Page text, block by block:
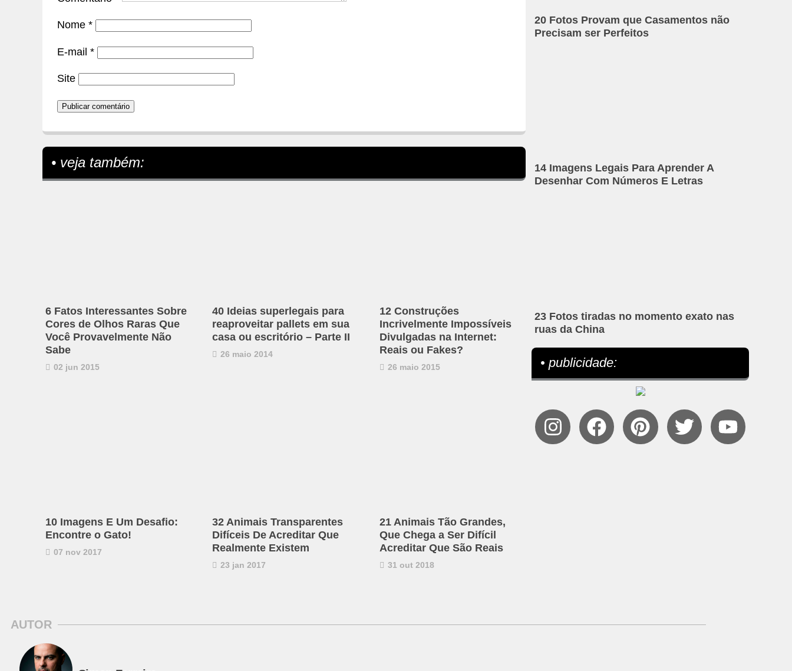
Nome *
E-mail *
Site
• veja também:
6 Fatos Interessantes Sobre
Cores de Olhos Raras Que
Você Provavelmente Não
Sabe
02 jun 2015
40 Ideias superlegais para
reaproveitar pallets em sua
casa ou escritório – Parte II
26 maio 2014
12 Construções
Incrivelmente Impossíveis
Divulgadas na Internet:
Reais ou Fakes?
26 maio 2015
10 Imagens E Um Desafio:
Encontre o Gato!
07 nov 2017
32 Animais Transparentes
Difíceis De Acreditar Que
Realmente Existem
23 jan 2017
21 Animais Tão Grandes,
Que Chega a Ser Difícil
Acreditar Que São Reais
31 out 2018
20 Fotos Provam que Casamentos não
Precisam ser Perfeitos
14 Imagens Legais Para Aprender A
Desenhar Com Números E Letras
23 Fotos tiradas no momento exato nas
ruas da China
• publicidade:
AUTOR